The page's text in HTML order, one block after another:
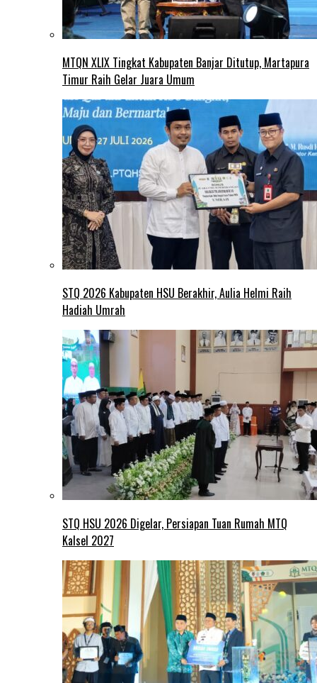
MTQN XLIX Tingkat Kabupaten Banjar Ditutup, Martapura
Timur Raih Gelar Juara Umum
STQ 2026 Kabupaten HSU Berakhir, Aulia Helmi Raih
Hadiah Umrah
STQ HSU 2026 Digelar, Persiapan Tuan Rumah MTQ
Kalsel 2027